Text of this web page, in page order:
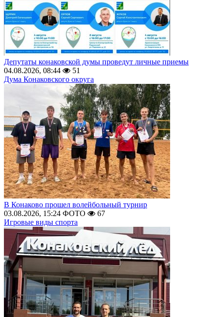
Депутаты конаковской думы проведут личные приемы
04.08.2026, 08:44
51
Дума Конаковского округа
В Конаково прошел волейбольный турнир
03.08.2026, 15:24 ФОТО
67
Игровые виды спорта